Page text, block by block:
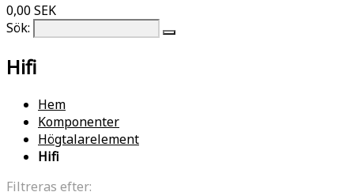
0,00 SEK
Sök:
Hifi
Hem
Komponenter
Högtalarelement
Hifi
Filtreras efter: